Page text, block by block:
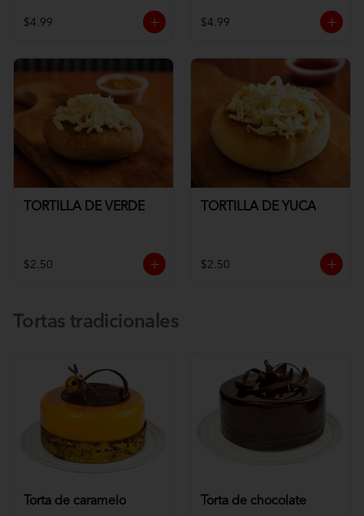
$4.99 $4.99
TORTILLA DE VERDE
$2.50
TORTILLA DE YUCA
$2.50
Tortas tradicionales
Torta de caramelo Torta de chocolate